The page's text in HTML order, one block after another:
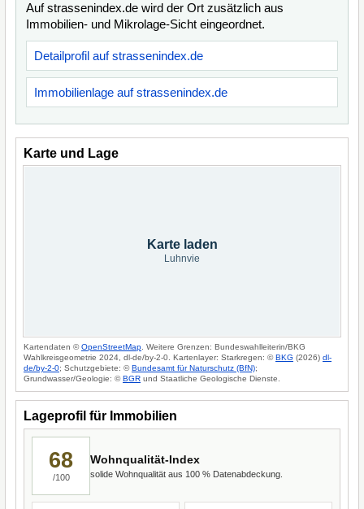
Auf strassenindex.de wird der Ort zusätzlich aus
Immobilien- und Mikrolage-Sicht eingeordnet.
Detailprofil auf strassenindex.de
Immobilienlage auf strassenindex.de
Karte und Lage
Karte laden
Luhnvie
Kartendaten ©OpenStreetMap . Weitere Grenzen: Bundeswahlleiterin/BKG
Wahlkreisgeometrie 2024, dl-de/by-2-0. Kartenlayer: Starkregen: ©BKG (2026) dl-
de/by-2-0; Schutzgebiete: ©Bundesamt für Naturschutz (BfN);
Grundwasser/Geologie: ©BGR und Staatliche Geologische Dienste.
Lageprofil für Immobilien
68
/100
Wohnqualität-Index
solide Wohnqualität aus 100 % Datenabdeckung.